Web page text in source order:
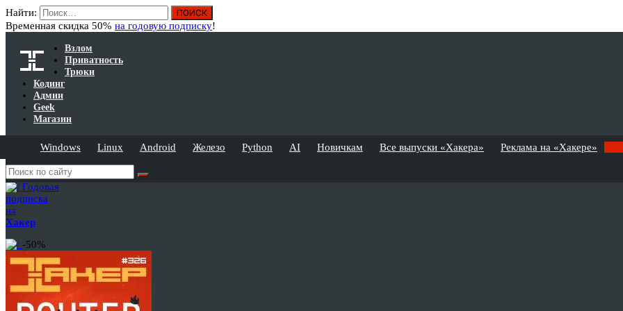
Найти:
Временная скидка 50% на годовую подписку!
Взлом
Приватность
Трюки
Кодинг
Админ
Geek
Магазин
Windows Linux Android Железо Python AI Новичкам Все выпуски «Хакера» Реклама на «Хакере»
Годовая
подписка
на
Хакер
-50%